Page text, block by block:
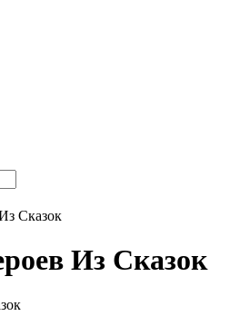
Сказок
Из Сказок